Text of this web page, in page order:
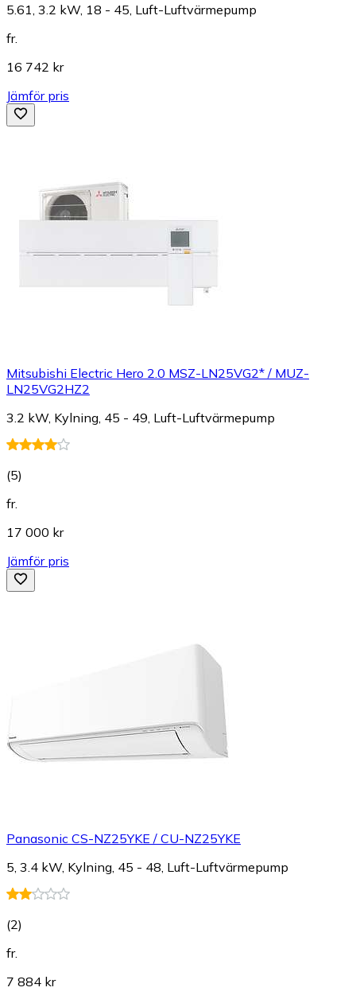
5.61, 3.2 kW, 18 - 45, Luft-Luftvärmepump
fr.
16 742 kr
Jämför pris
Mitsubishi Electric Hero 2.0 MSZ-LN25VG2* / MUZ-
LN25VG2HZ2
3.2 kW, Kylning, 45 - 49, Luft-Luftvärmepump
(5)
fr.
17 000 kr
Jämför pris
Panasonic CS-NZ25YKE / CU-NZ25YKE
5, 3.4 kW, Kylning, 45 - 48, Luft-Luftvärmepump
(2)
fr.
7 884 kr